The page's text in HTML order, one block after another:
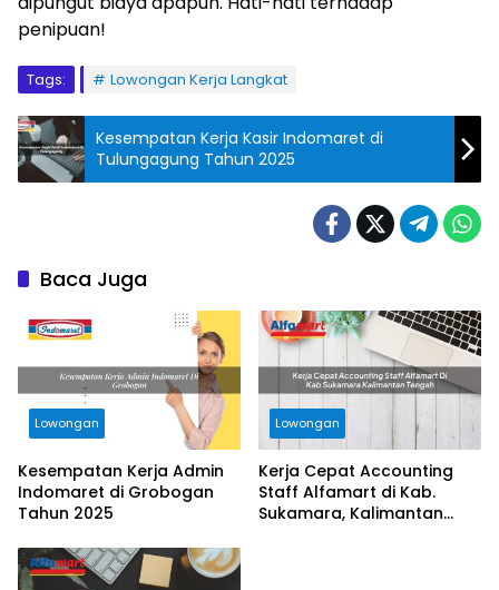
penipuan!
Tags: Lowongan Kerja Langkat
Kesempatan Kerja Kasir Indomaret di
Tulungagung Tahun 2025
Baca Juga
Lowongan
Kesempatan Kerja Admin
Indomaret di Grobogan
Tahun 2025
Lowongan
Kerja Cepat Accounting
Staff Alfamart di Kab.
Sukamara, Kalimantan